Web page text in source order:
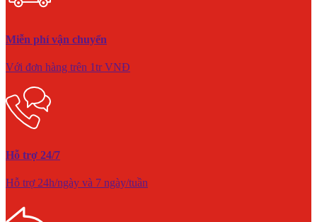
Miễn phí vận chuyển
Với đơn hàng trên 1tr VNĐ
Hỗ trợ 24/7
Hỗ trợ 24h/ngày và 7 ngày/tuần